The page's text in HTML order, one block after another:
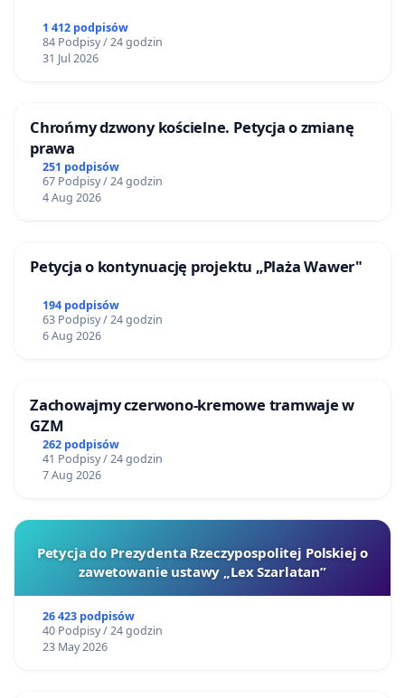
1 412 podpisów
84 Podpisy / 24 godzin
31 Jul 2026
Chrońmy dzwony kościelne. Petycja o zmianę
prawa
251 podpisów
67 Podpisy / 24 godzin
4 Aug 2026
Petycja o kontynuację projektu „Plaża Wawer"
194 podpisów
63 Podpisy / 24 godzin
6 Aug 2026
Zachowajmy czerwono-kremowe tramwaje w
GZM
262 podpisów
41 Podpisy / 24 godzin
7 Aug 2026
Petycja do Prezydenta Rzeczypospolitej Polskiej o
zawetowanie ustawy „Lex Szarlatan”
26 423 podpisów
40 Podpisy / 24 godzin
23 May 2026